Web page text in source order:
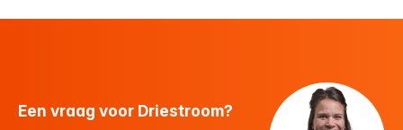
Een vraag voor Driestroom?